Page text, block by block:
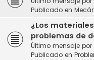
Publicado en
¿Los
problemas de
Último mensaje por
Publicado en